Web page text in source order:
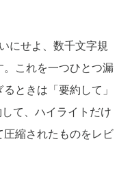
にせよ、数千文字規
これを一つひとつ漏
ときは「要約して」
て、ハイライトだけ
縮されたものをレビ